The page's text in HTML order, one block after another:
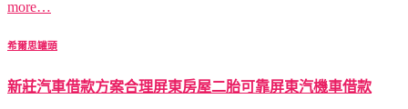
more…
希爾思罐頭
新莊汽車借款方案合理屏東房屋二胎可靠屏東汽機車借款